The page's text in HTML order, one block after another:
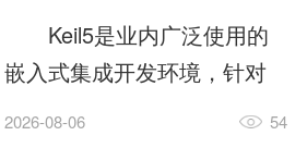
这样？因为AI，就是个只会
耍嘴皮子的书呆子。它脑子
里有海量知识，但没有真正
激发出来实力。而
Keil5是业内广泛使用的
嵌入式集成开发环境，针对
ARM、51内核单片机提供编
2026-08-06 54